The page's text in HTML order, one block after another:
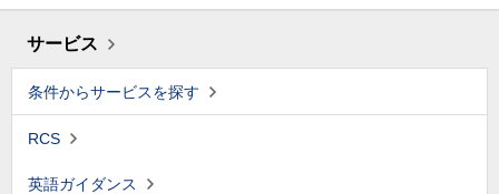
サービス
条件からサービスを探す
RCS
英語ガイダンス